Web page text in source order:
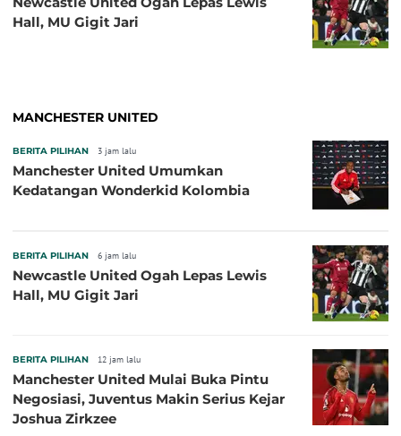
Hall, MU Gigit Jari
MANCHESTER UNITED
BERITA PILIHAN 3 jam lalu
Manchester United Umumkan
Kedatangan Wonderkid Kolombia
BERITA PILIHAN 6 jam lalu
Newcastle United Ogah Lepas Lewis
Hall, MU Gigit Jari
BERITA PILIHAN 12 jam lalu
Manchester United Mulai Buka Pintu
Negosiasi, Juventus Makin Serius Kejar
Joshua Zirkzee